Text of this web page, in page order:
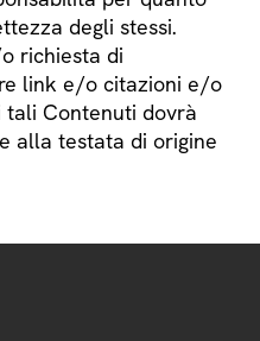
degli stessi.
richiesta di
link e/o citazioni e/o
Contenuti dovrà
alla testata di origine